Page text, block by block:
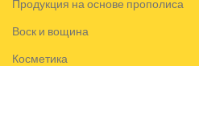
Продукция на основе прополиса
Воск и вощина
Косметика